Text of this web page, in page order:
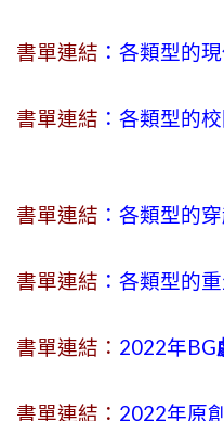
書單連結 ：各類型的
書單連結 ：各類型的
書單連結 ：各類型的
書單連結 ：各類型的
書單連結： 2022年BG
書單連結： 2022年原